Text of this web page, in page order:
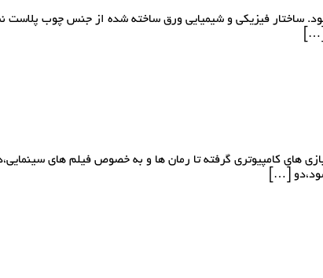
ساختار فیزیکی و شیمیایی ورق ساخته شده از جنس چوب
[…]
های کامپیوتری گرفته تا رمان ها و به خصوص فیلم های